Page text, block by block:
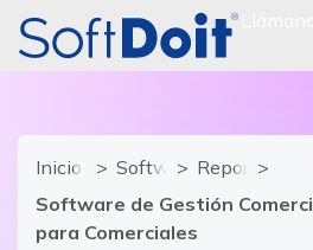
Inicio Software CRM
Reportajes
Software de Gestión
para Comerciales